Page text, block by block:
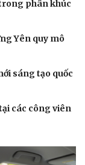
phân khúc
Yên quy mô
sáng tạo quốc
các công viên